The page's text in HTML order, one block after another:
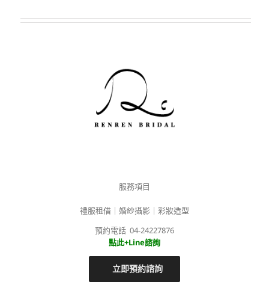
服務項目
禮服租借｜婚紗攝影｜彩妝造型
預約電話 04-24227876
點此+Line諮詢
立即預約諮詢